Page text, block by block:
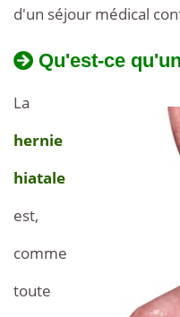
attractifs,
techniques
d'un séjour médical
Qu'est-ce
La
hernie
hiatale
est,
comme
toute